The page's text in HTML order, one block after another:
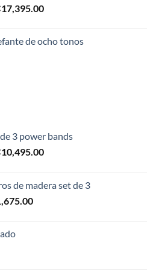
17,395.00El
es:
de ocho tonos
3 power bands
10,495.00El
es:
de madera set de 3
El